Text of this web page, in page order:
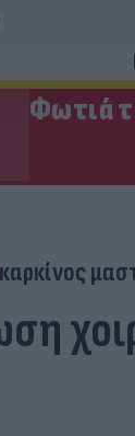
Φωτιά
καρκίνος